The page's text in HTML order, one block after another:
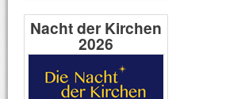
Nacht der Kirchen
2026